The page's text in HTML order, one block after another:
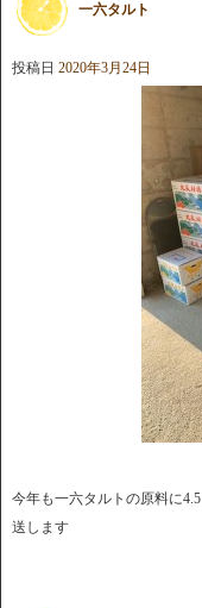
一六タルト
投稿日 2020年3月24日
今年も一六タルトの原料に
送します